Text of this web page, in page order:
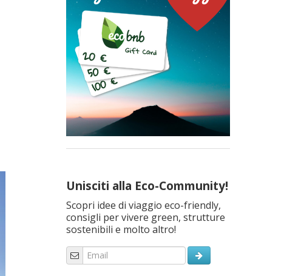
Unisciti alla Eco-Community!
Scopri idee di viaggio eco-friendly,
consigli per vivere green, strutture
sostenibili e molto altro!